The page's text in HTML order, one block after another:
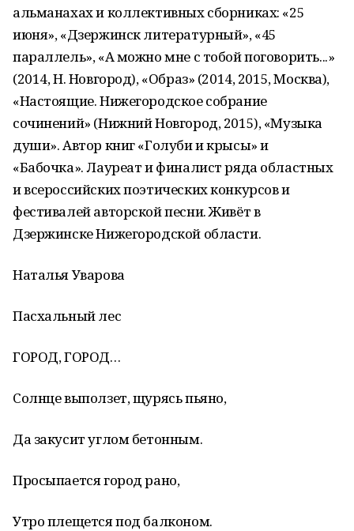
альманахах и коллективных сборниках: «25
июня», «Дзержинск литературный», «45
параллель», «А можно мне с тобой поговорить...»
(2014, Н. Новгород), «Образ» (2014, 2015, Москва),
«Настоящие. Нижегородское собрание
сочинений» (Нижний Новгород, 2015), «Музыка
души». Автор книг «Голуби и крысы» и
«Бабочка». Лауреат и финалист ряда областных
и всероссийских поэтических конкурсов и
фестивалей авторской песни. Живёт в
Дзержинске Нижегородской области.
Наталья Уварова
Пасхальный лес
ГОРОД, ГОРОД…
Солнце выползет, щурясь пьяно,
Да закусит углом бетонным.
Просыпается город рано,
Утро плещется под балконом.